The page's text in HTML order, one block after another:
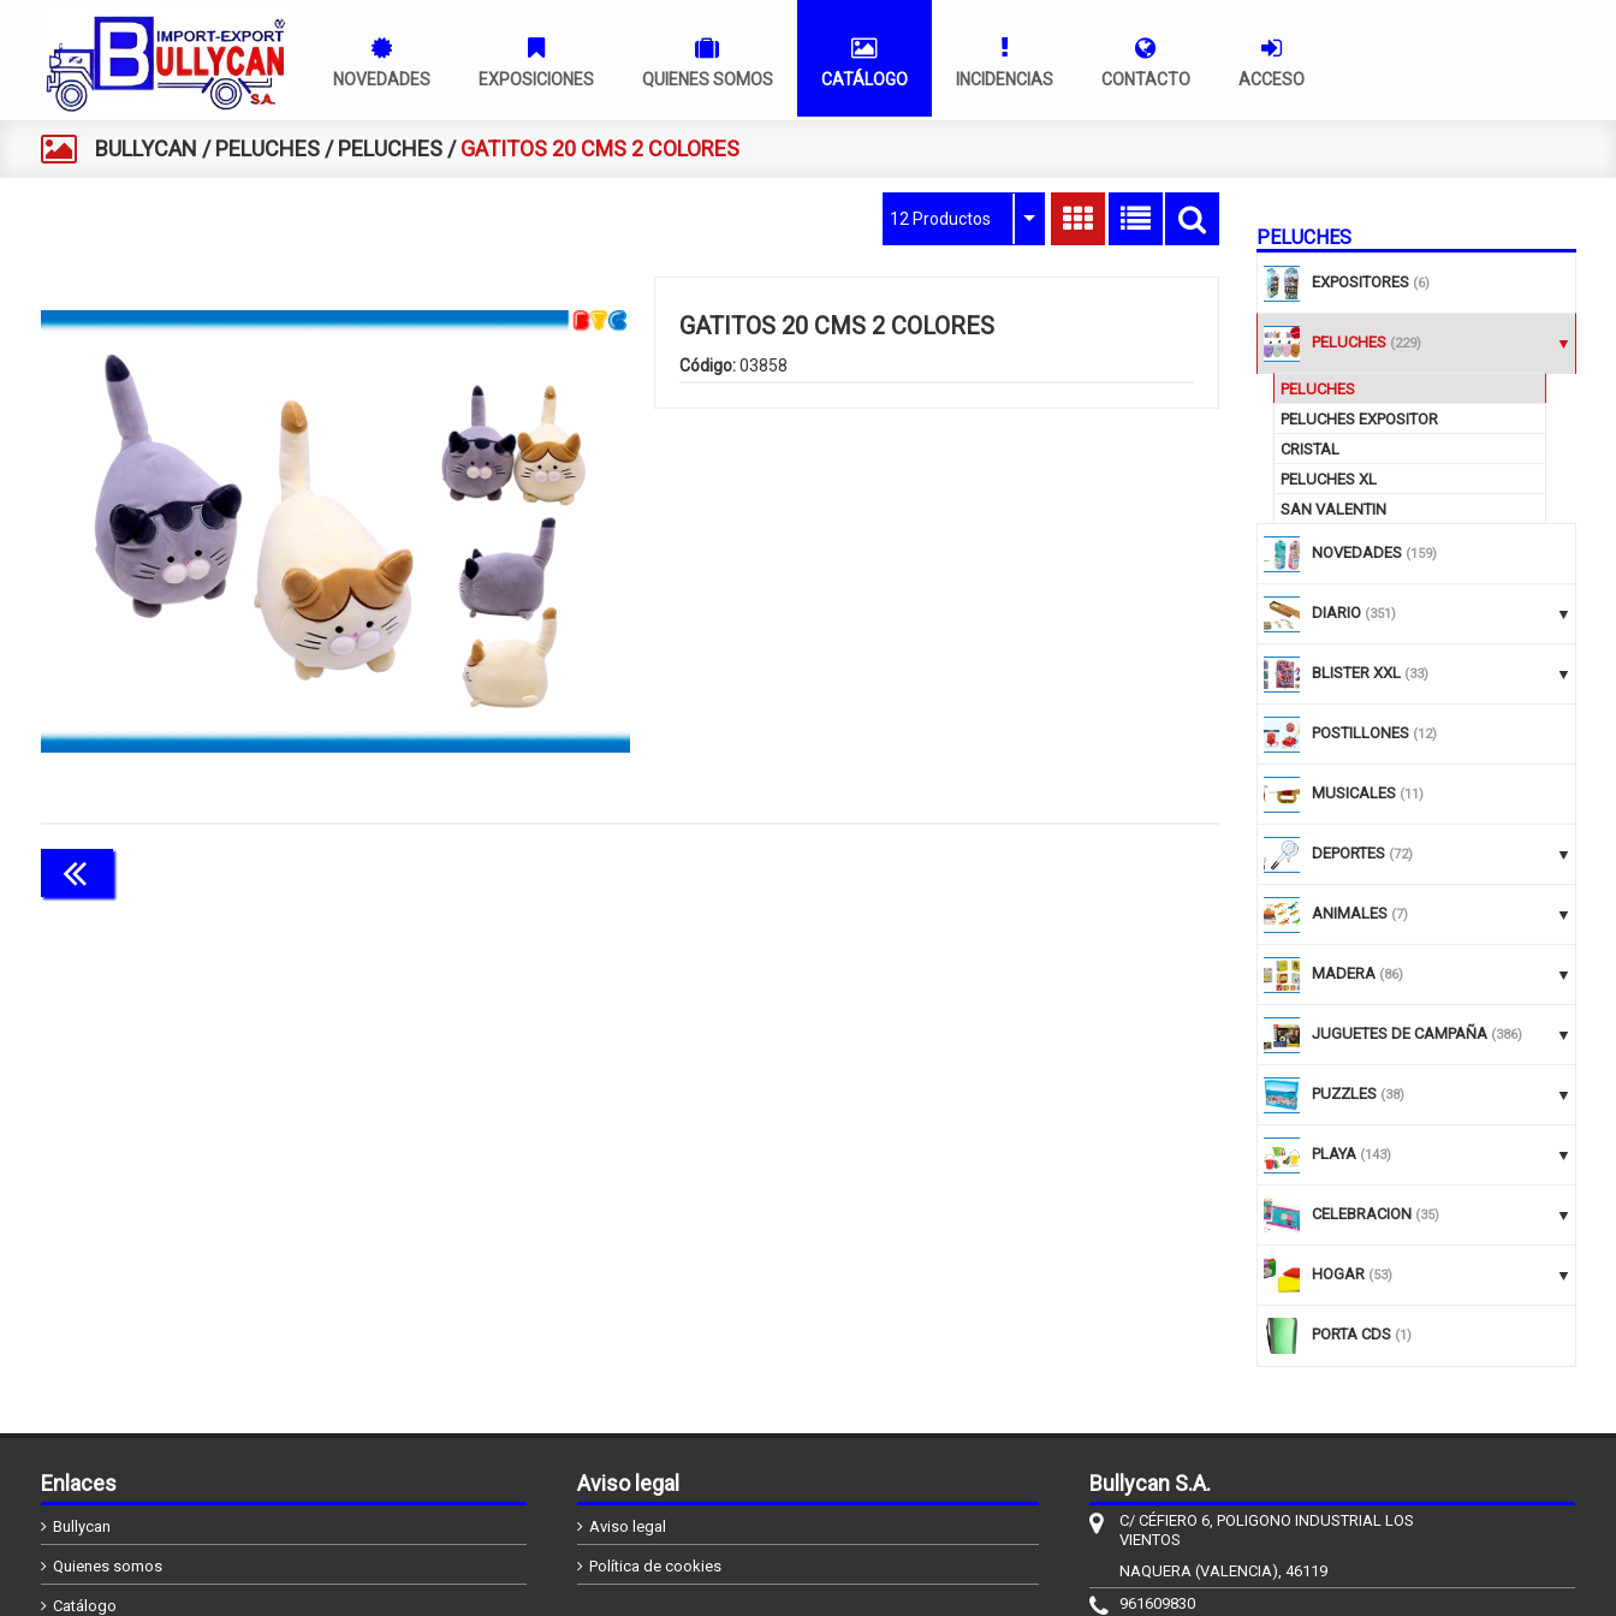
NOVEDADES EXPOSICIONES QUIENES SOMOS CATÁLOGO INCIDENCIAS CONTACTO ACCESO
BULLYCAN /PELUCHES/PELUCHES/GATITOS 20 CMS 2 COLORES
PELUCHES
EXPOSITORES (6)
PELUCHES (229)
PELUCHES
PELUCHES EXPOSITOR
CRISTAL
PELUCHES XL
SAN VALENTIN
NOVEDADES (159)
DIARIO (351)
BLISTER XXL (33)
POSTILLONES (12)
MUSICALES (11)
DEPORTES (72)
ANIMALES (7)
MADERA (86)
JUGUETES DE CAMPAÑA (386)
PUZZLES (38)
PLAYA (143)
CELEBRACION (35)
HOGAR (53)
PORTA CDS (1)
12 Productos
GATITOS 20 CMS 2 COLORES
Código:03858
Enlaces
Bullycan
Quienes somos
Catálogo
Aviso legal
Aviso legal
Política de cookies
Bullycan S.A.
C/ CÉFIERO 6, POLIGONO INDUSTRIAL LOS
VIENTOS
NAQUERA (VALENCIA), 46119
961609830